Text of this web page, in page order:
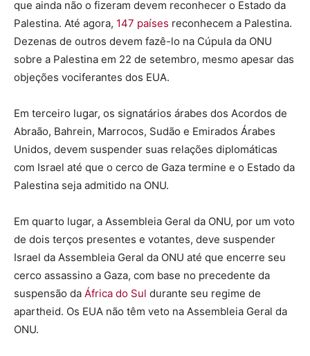
que ainda não o fizeram devem reconhecer o Estado da
Palestina. Até agora, 147 países reconhecem a Palestina.
Dezenas de outros devem fazê-lo na Cúpula da ONU
sobre a Palestina em 22 de setembro, mesmo apesar das
objeções vociferantes dos EUA.
Em terceiro lugar, os signatários árabes dos Acordos de
Abraão, Bahrein, Marrocos, Sudão e Emirados Árabes
Unidos, devem suspender suas relações diplomáticas
com Israel até que o cerco de Gaza termine e o Estado da
Palestina seja admitido na ONU.
Em quarto lugar, a Assembleia Geral da ONU, por um voto
de dois terços presentes e votantes, deve suspender
Israel da Assembleia Geral da ONU até que encerre seu
cerco assassino a Gaza, com base no precedente da
suspensão da África do Sul durante seu regime de
apartheid. Os EUA não têm veto na Assembleia Geral da
ONU.